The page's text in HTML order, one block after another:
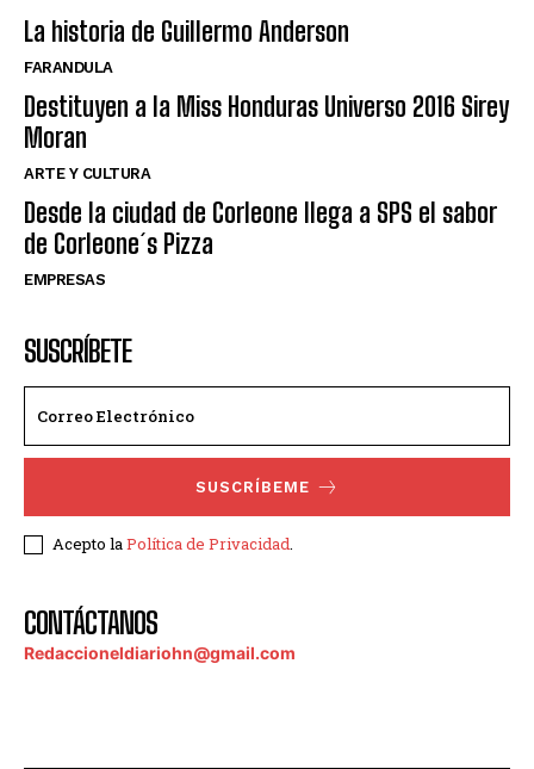
La historia de Guillermo Anderson
FARANDULA
Destituyen a la Miss Honduras Universo 2016 Sirey
Moran
ARTE Y CULTURA
Desde la ciudad de Corleone llega a SPS el sabor
de Corleone´s Pizza
EMPRESAS
SUSCRÍBETE
SUSCRÍBEME
Acepto laPolítica de Privacidad.
CONTÁCTANOS
Redaccioneldiariohn@gmail.com